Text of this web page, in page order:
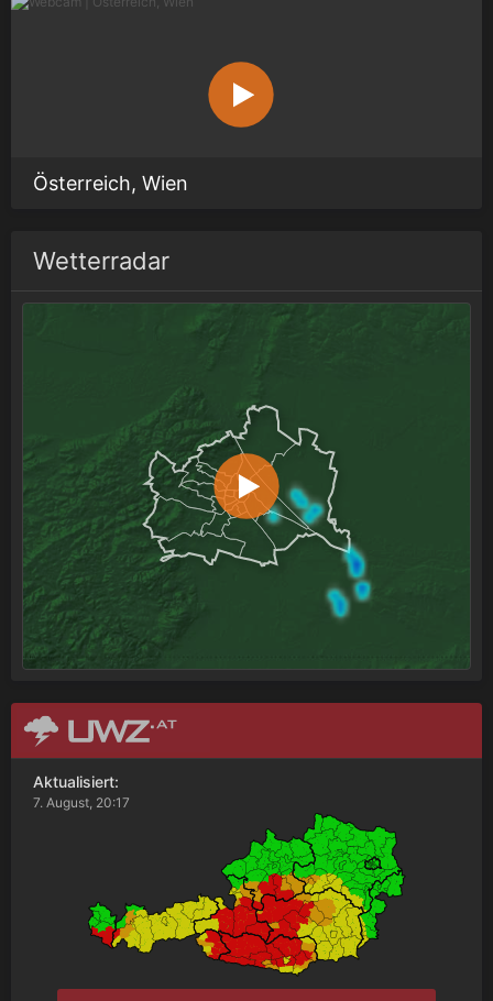
Österreich, Wien
Wetterradar
Aktualisiert:
7. August, 20:17